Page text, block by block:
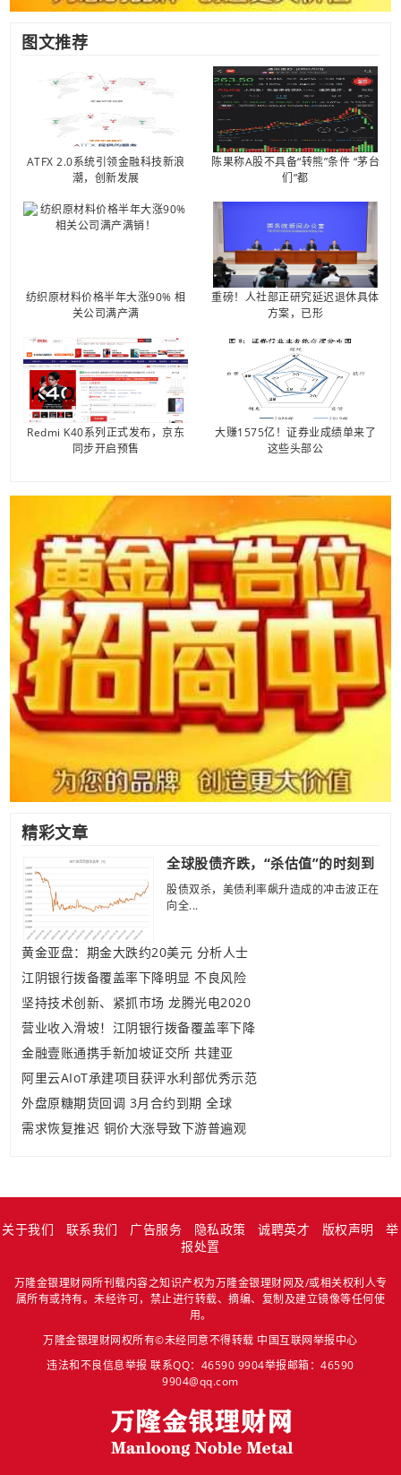
图文推荐
ATFX 2.0系统引领金融科技新浪
潮，创新发展
陈果称A股不具备“转熊”条件 “茅台
们”都
纺织原材料价格半年大涨90% 相
关公司满产满
重磅！人社部正研究延迟退休具体
方案，已形
Redmi K40系列正式发布，京东
同步开启预售
大赚1575亿！证券业成绩单来了
这些头部公
精彩文章
全球股债齐跌，“杀估值”的时刻到
股债双杀，美债利率飙升造成的冲击波正在
向全...
黄金亚盘：期金大跌约20美元 分析人士
江阴银行拨备覆盖率下降明显 不良风险
坚持技术创新、紧抓市场 龙腾光电2020
营业收入滑坡！江阴银行拨备覆盖率下降
金融壹账通携手新加坡证交所 共建亚
阿里云AIoT承建项目获评水利部优秀示范
外盘原糖期货回调 3月合约到期 全球
需求恢复推迟 铜价大涨导致下游普遍观
关于我们 联系我们 广告服务 隐私政策 诚聘英才 版权声明
举
报处置
万隆金银理财网所刊载内容之知识产权为万隆金银理财网及/或相关权利人专
属所有或持有。未经许可，禁止进行转载、摘编、复制及建立镜像等任何使
用。
万隆金银理财网权所有©未经同意不得转载 中国互联网举报中心
违法和不良信息举报 联系QQ：46590 9904举报邮箱：46590
9904@qq.com